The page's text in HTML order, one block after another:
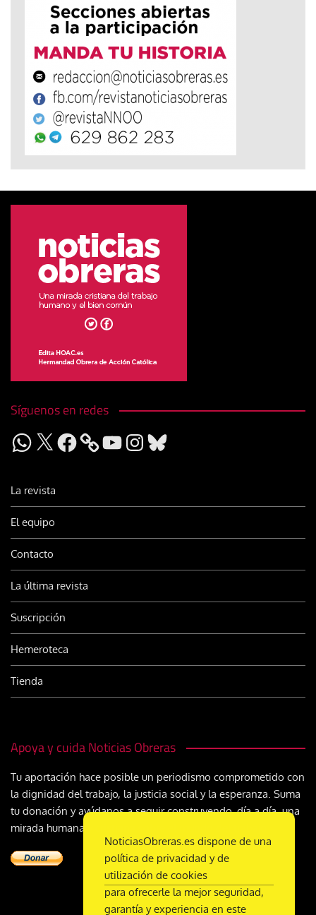
Síguenos en redes
WhatsApp
X Facebook YouTubeInstagram
Bluesky
La revista
El equipo
Contacto
La última revista
Suscripción
Hemeroteca
Tienda
Apoya y cuida Noticias Obreras
Tu aportación hace posible un periodismo comprometido con
la dignidad del trabajo, la justicia social y la esperanza. Suma
tu donación y ayúdanos a seguir construyendo, día a día, una
mirada humana y cristiana sobre el mundo del trabajo
NoticiasObreras.es dispone de una
política de privacidad y de
utilización de cookies
para ofrecerle la mejor seguridad,
garantía y experiencia en este